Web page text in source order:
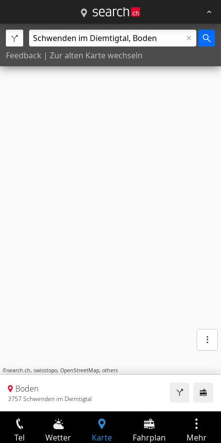
Feedback | Zur alten Karte wechseln
©search.ch, swisstopo, OpenStreetMap, others
Boden
3757 Schwenden im Diemtigtal
Tel Wetter Karte Fahrplan Mehr